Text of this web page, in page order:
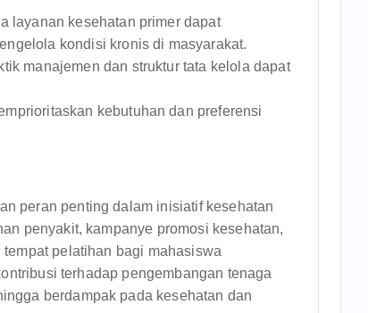
layanan kesehatan primer dapat
kondisi kronis di masyarakat.
manajemen dan struktur tata kelola dapat
kebutuhan dan preferensi
peran penting dalam inisiatif kesehatan
penyakit, kampanye promosi kesehatan,
pelatihan bagi mahasiswa
terhadap pengembangan tenaga
berdampak pada kesehatan dan